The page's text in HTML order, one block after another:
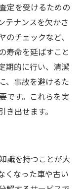
ップの秘訣
びのヒント
定を受けるための
テナンスを欠かさ
チェックなど、
寿命を延ばすこと
期的に行い、清潔
、事故を避けるた
です。これらを実
出せます。
識を持つことが大
くなった車や古い